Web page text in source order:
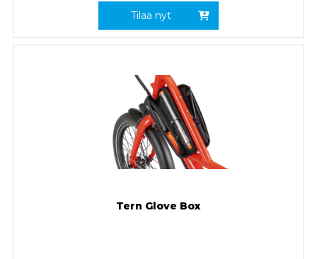
Tilaa nyt
Tern Glove Box